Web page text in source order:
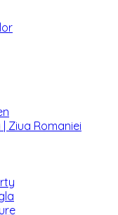
Ziua Romaniei